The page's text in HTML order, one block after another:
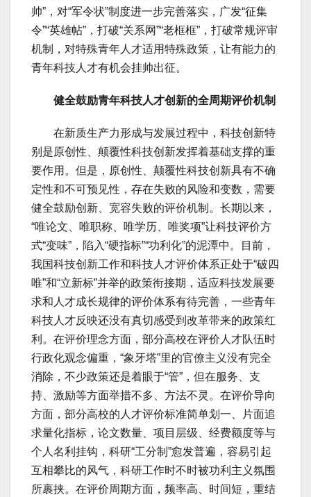
帅”，对“军令状”制度进一步完善落实，广发“征集
令”“英雄帖”，打破“关系网”“老框框”，打破常规评审
机制，对特殊青年人才适用特殊政策，让有能力的
青年科技人才有机会挂帅出征。
健全鼓励青年科技人才创新的全周期评价机制
在新质生产力形成与发展过程中，科技创新特
别是原创性、颠覆性科技创新发挥着基础支撑的重
要作用。但是，原创性、颠覆性科技创新具有不确
定性和不可预见性，存在失败的风险和变数，需要
健全鼓励创新、宽容失败的评价机制。长期以来，
“唯论文、唯职称、唯学历、唯奖项”让科技评价方
式“变味”，陷入“硬指标”“功利化”的泥潭中。目前，
我国科技创新工作和科技人才评价体系正处于“破四
唯”和“立新标”并举的政策衔接期，适应科技发展要
求和人才成长规律的评价体系有待完善，一些青年
科技人才反映还没有真切感受到改革带来的政策红
利。在评价理念方面，部分高校在评价人才队伍时
行政化观念偏重，“象牙塔”里的官僚主义没有完全
消除，不少政策还是着眼于“管”，但在服务、支
持、激励等方面举措不多、方法不灵。在评价导向
方面，部分高校的人才评价标准简单划一、片面追
求量化指标，论文数量、项目层级、经费额度等与
个人名利挂钩，科研“工分制”愈发普遍，容易引起
互相攀比的风气，科研工作时不时被功利主义氛围
所裹挟。在评价周期方面，频率高、时间短，重结